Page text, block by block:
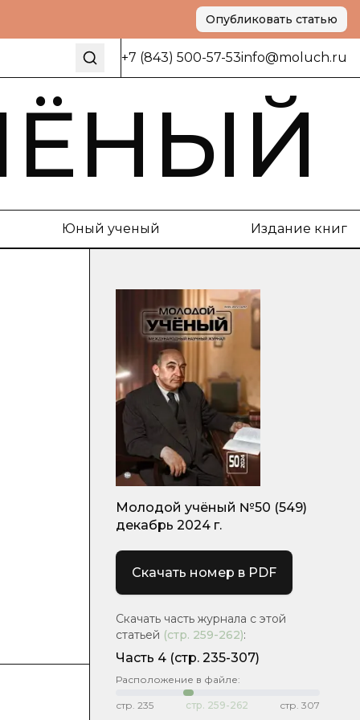
Опубликовать статью
+7 (843) 500-57-53info@moluch.ru
Юный ученый Издание книг
Молодой учёный №50 (549)
декабрь 2024 г.
Скачать номер в PDF
Скачать часть журнала с этой
статьей (стр. 259-262):
Часть 4 (стр. 235-307)
Расположение в файле:
стр. 235 стр. 259-262 стр. 307